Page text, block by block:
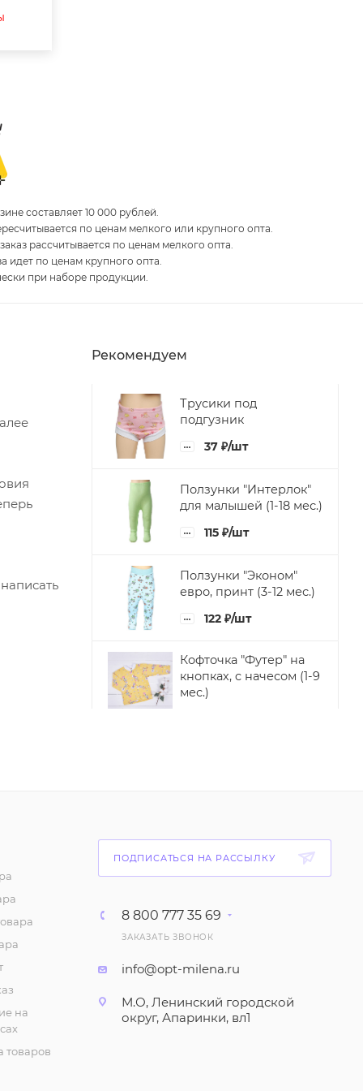
составляет 10 000 рублей.
по ценам мелкого или крупного опта.
рассчитывается по ценам мелкого опта.
идет по ценам крупного опта.
при наборе продукции.
Рекомендуем
Трусики под
подгузник
37 ₽/шт
Ползунки "Интерлок"
для малышей (1-18 мес.)
115 ₽/шт
Ползунки "Эконом"
евро, принт (3-12 мес.)
122 ₽/шт
Кофточка "Футер" на
кнопках, c начесом (1-9
мес.)
Боди с начесом для
малышей, длинный
рукав (3-12 мес.)
Комплект тройка
шапочка) для малыша
441 ₽/шт
на
товаров
ПОДПИСАТЬСЯ НА РАССЫЛКУ
8 800 777 35 69
ЗАКАЗАТЬ ЗВОНОК
info@opt-milena.ru
М.О, Ленинский городской
округ, Апаринки, вл1